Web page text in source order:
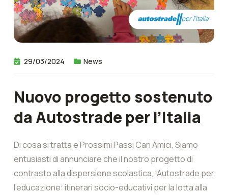
29/03/2024 News
Nuovo progetto sostenuto
da Autostrade per l’Italia
Di cosa si tratta e Prossimi Passi Cari Amici, Siamo
entusiasti di annunciare che il nostro progetto di
contrasto alla dispersione scolastica, “Autostrade per
l’educazione: itinerari socio-educativi per la lotta alla